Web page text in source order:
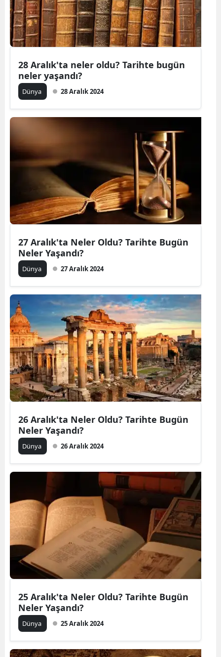
28 Aralık'ta neler oldu? Tarihte bugün
neler yaşandı?
Dünya 28 Aralık 2024
27 Aralık'ta Neler Oldu? Tarihte Bugün
Neler Yaşandı?
Dünya 27 Aralık 2024
26 Aralık'ta Neler Oldu? Tarihte Bugün
Neler Yaşandı?
Dünya 26 Aralık 2024
25 Aralık'ta Neler Oldu? Tarihte Bugün
Neler Yaşandı?
Dünya 25 Aralık 2024